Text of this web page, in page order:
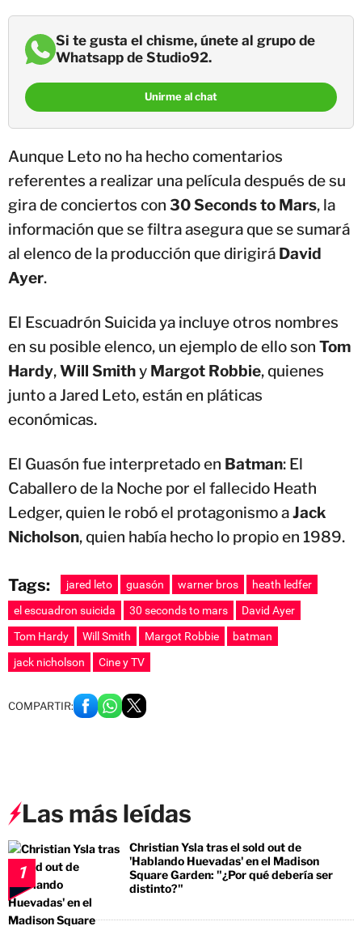
Si te gusta el chisme, únete al grupo de
Whatsapp de Studio92.
Unirme al chat
Aunque Leto no ha hecho comentarios
referentes a realizar una película después de su
gira de conciertos con 30 Seconds to Mars, la
información que se filtra asegura que se sumará
al elenco de la producción que dirigirá David
Ayer.
El Escuadrón Suicida ya incluye otros nombres
en su posible elenco, un ejemplo de ello son Tom
Hardy,Will Smithy Margot Robbie, quienes
junto a Jared Leto, están en pláticas
económicas.
El Guasón fue interpretado en Batman: El
Caballero de la Noche por el fallecido Heath
Ledger, quien le robó el protagonismo aJack
Nicholson, quien había hecho lo propio en 1989.
Tags: jared leto guasón warner bros
heath ledfer
el escuadron suicida
30 seconds to mars
David Ayer
Tom Hardy
Will Smith Margot Robbie
batman
jack nicholson
Cine y TV
COMPARTIR:
Las más leídas
1
Christian Ysla tras el sold out de
'Hablando Huevadas' en el Madison
Square Garden: "¿Por qué debería ser
distinto?"